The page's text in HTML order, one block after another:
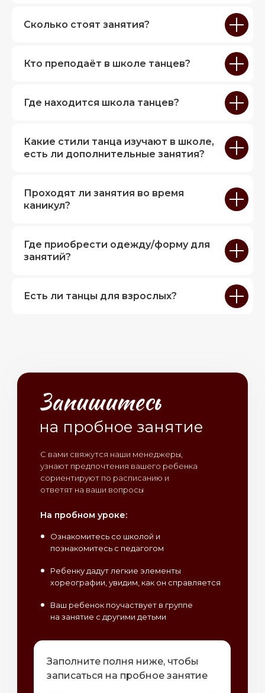
Сколько стоят занятия?
Кто преподаёт в школе танцев?
Где находится школа танцев?
Какие стили танца изучают в школе,
есть ли дополнительные занятия?
Проходят ли занятия во время
каникул?
Где приобрести одежду/форму для
занятий?
Есть ли танцы для взрослых?
на пробное занятие
С вами свяжутся наши менеджеры,
узнают предпочтения вашего ребенка
сориентируют по расписанию и
ответят на ваши вопросы
Ознакомитесь со школой и
познакомитесь с педагогом
Ребенку дадут легкие элементы
хореографии, увидим, как он справляется
Ваш ребенок поучаствует в группе
на занятие с другими детьми
На пробном уроке:
Заполните полня ниже, чтобы
записаться на пробное занятие